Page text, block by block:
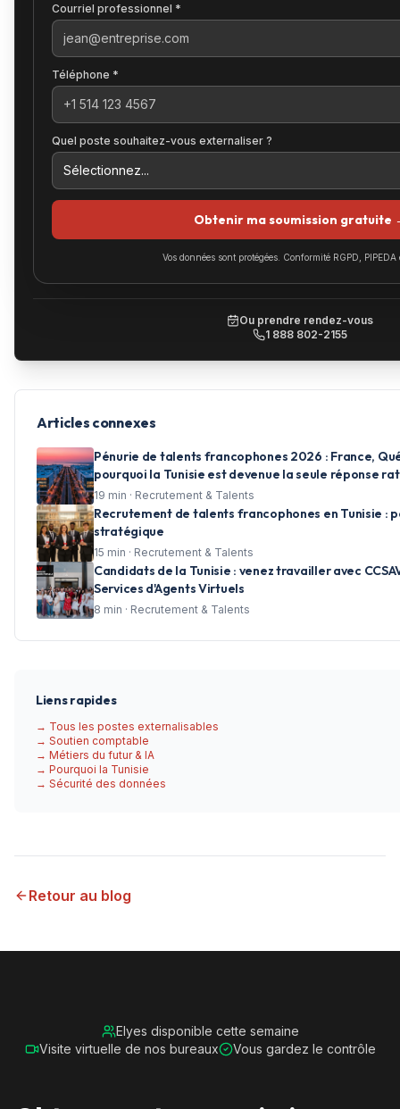
Courriel professionnel *
Téléphone *
Quel poste souhaitez-vous externaliser ?
Obtenir ma soumission gratuite
Vos données sont protégées. Conformité RGPD, PIPEDA
Ou prendre rendez-vous
1 888 802-2155
Articles connexes
Pénurie de talents francophones 2026 : France,
pourquoi la Tunisie est devenue la seule réponse
19 min · Recrutement & Talents
Recrutement de talents francophones en Tunisie :
stratégique
15 min · Recrutement & Talents
Candidats de la Tunisie : venez travailler avec
Services d'Agents Virtuels
8 min · Recrutement & Talents
Liens rapides
→ Tous les postes externalisables
→ Soutien comptable
→ Métiers du futur & IA
→ Pourquoi la Tunisie
→ Sécurité des données
Retour au blog
Elyes disponible cette semaine
Visite virtuelle de nos bureaux
Vous gardez le contrôle